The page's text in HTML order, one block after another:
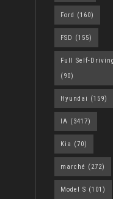
Ford (160)
FSD (155)
Full Self-
(90)
Hyundai (159)
IA (3417)
Kia (70)
marché (272)
Model S (101)